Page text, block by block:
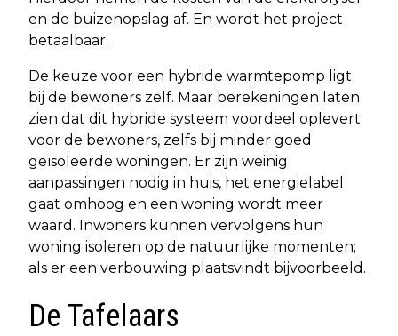
en de buizenopslag af. En wordt het project
betaalbaar.
De keuze voor een hybride warmtepomp ligt
bij de bewoners zelf. Maar berekeningen laten
zien dat dit hybride systeem voordeel oplevert
voor de bewoners, zelfs bij minder goed
geïsoleerde woningen. Er zijn weinig
aanpassingen nodig in huis, het energielabel
gaat omhoog en een woning wordt meer
waard. Inwoners kunnen vervolgens hun
woning isoleren op de natuurlijke momenten;
als er een verbouwing plaatsvindt bijvoorbeeld.
De Tafelaars